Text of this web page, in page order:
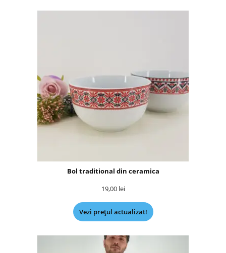
Bol traditional din ceramica
19,00 lei
Vezi prețul actualizat!